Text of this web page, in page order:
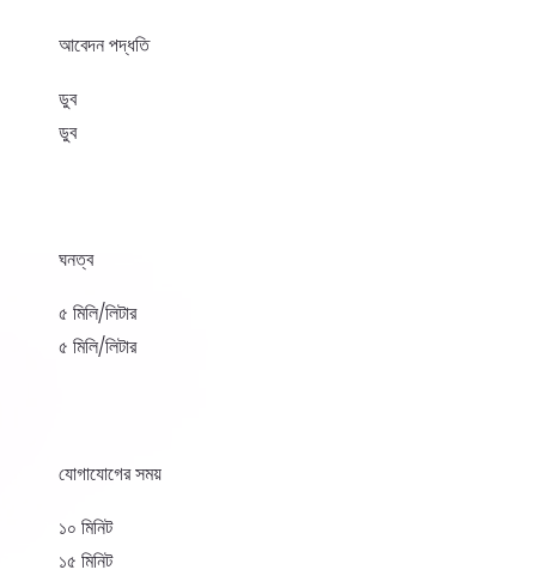
আবেদন পদ্ধতি
ডুব
ডুব
ঘনত্ব
৫ মিলি/লিটার
৫ মিলি/লিটার
যোগাযোগের সময়
১০ মিনিট
১৫ মিনিট